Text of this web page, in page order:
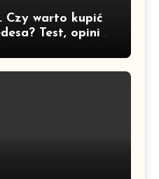
Czy warto kupić
Test, opinia